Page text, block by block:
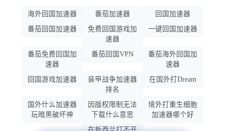
海外回国加速器 番茄加速器
回国加速器
番茄回国加速器
免费回国游戏加
速器
一键回国加速器
番茄免费回国加
速器
番茄回国VPN
番茄海外回国加
速器
回国游戏加速器
装甲战争加速器
排名
在国外打Dream
国外什么加速器
玩暗黑破坏神
因版权限制无法
下载什么意思
境外打重生细胞
加速器哪个好